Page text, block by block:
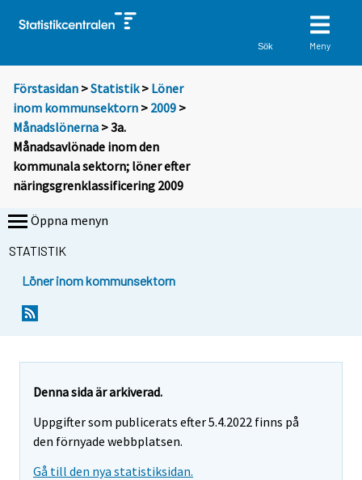
Sök Meny
Förstasidan >Statistik > Löner
inom kommunsektorn > 2009 >
Månadslönerna > 3a.
Månadsavlönade inom den
kommunala sektorn; löner efter
näringsgrenklassificering 2009
Öppna menyn
STATISTIK
Löner inom kommunsektorn
Denna sida är arkiverad.
Uppgifter som publicerats efter 5.4.2022 finns på
den förnyade webbplatsen.
Gå till den nya statistiksidan.